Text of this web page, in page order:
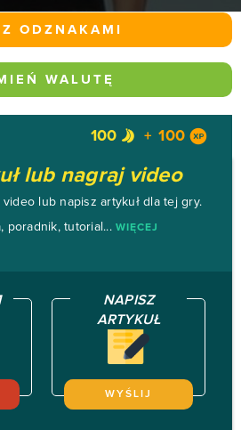
ODZNAKAMI
WALUTĘ
100 100
lub nagraj video
lub napisz artykuł dla tej gry.
poradnik, tutorial... WIĘCEJ
NAPISZ
ARTYKUŁ
WYŚLIJ